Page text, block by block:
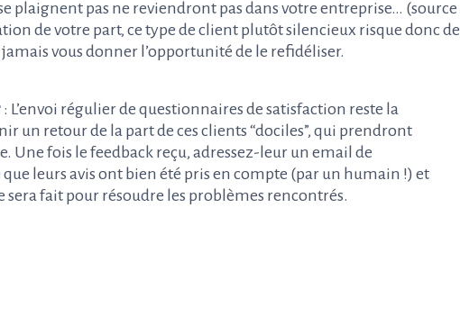
plaignent pas ne reviendront pas dans votre entreprise… (source
de votre part, ce type de client plutôt silencieux risque donc de
jamais vous donner l’opportunité de le refidéliser.
: L’envoi régulier de questionnaires de satisfaction reste la
un retour de la part de ces clients “dociles”, qui prendront
Une fois le feedback reçu, adressez-leur un email de
leurs avis ont bien été pris en compte (par un humain !) et
sera fait pour résoudre les problèmes rencontrés.